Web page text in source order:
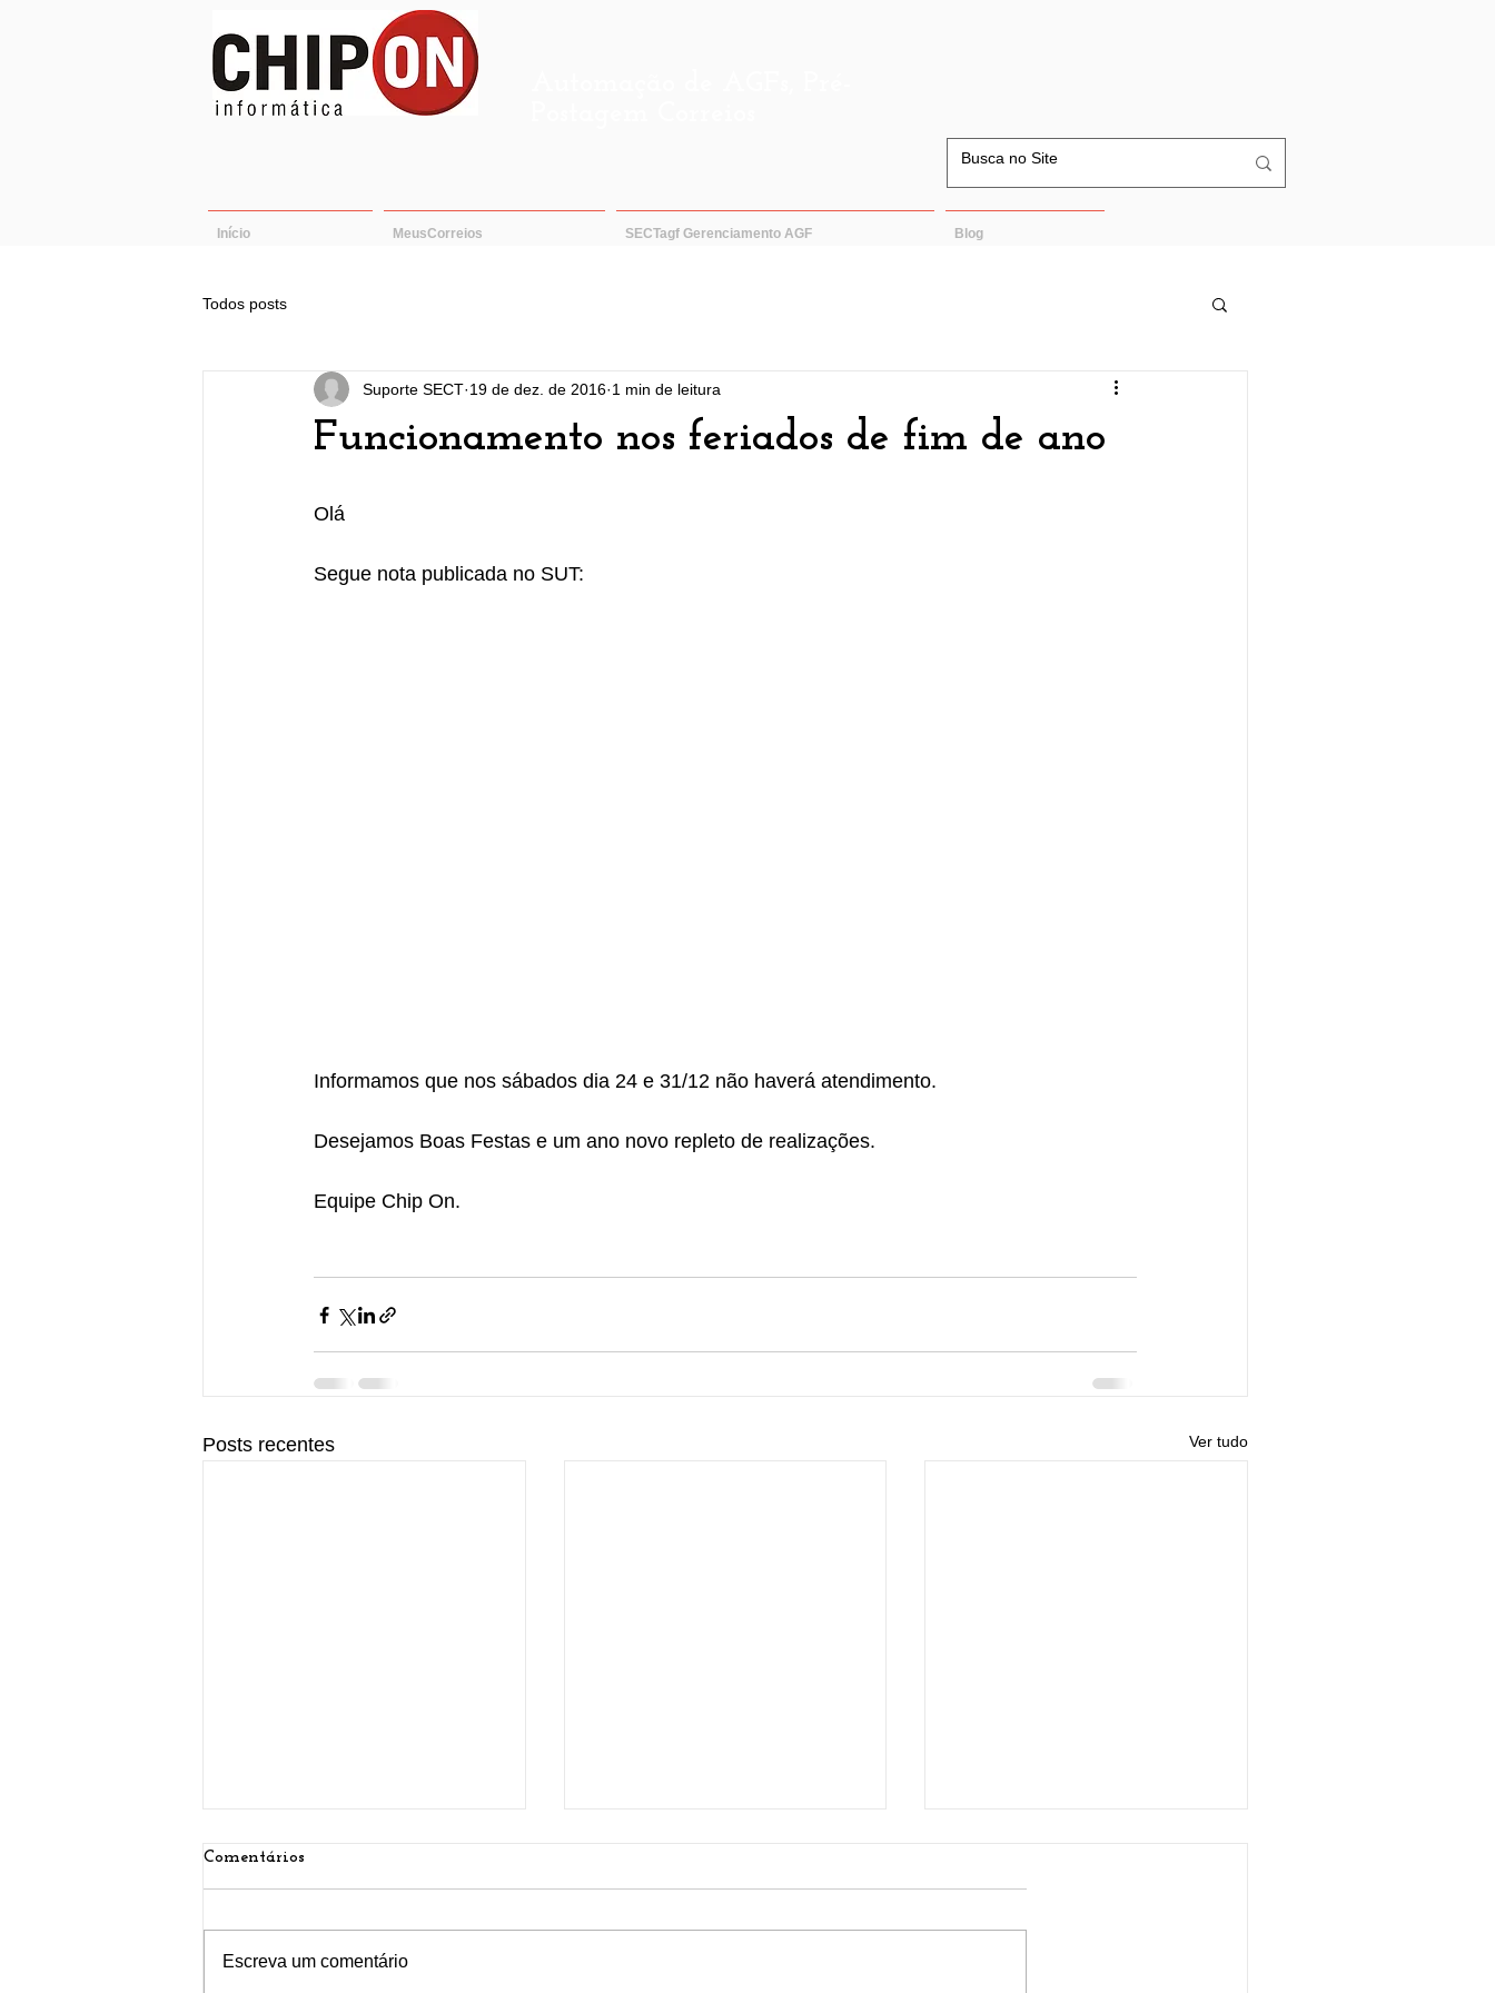
Início MeusCorreios SECTagf Gerenciamento AGF Blog
Todos posts
Funcionamento nos feriados de fim de ano
Suporte SECT 19 de dez. de 2016 1 min de leitura
Olá
Segue nota publicada no SUT:
Informamos que nos sábados dia 24 e 31/12 não haverá atendimento.
Desejamos Boas Festas e um ano novo repleto de realizações.
Equipe Chip On.
Posts recentes Ver tudo
Comentários
Escreva um comentário